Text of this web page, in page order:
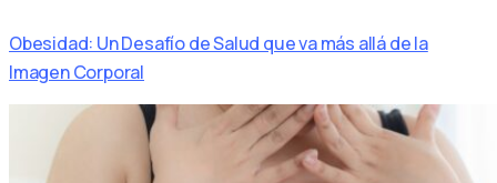
Obesidad: Un Desafío de Salud que va más allá de la
Imagen Corporal